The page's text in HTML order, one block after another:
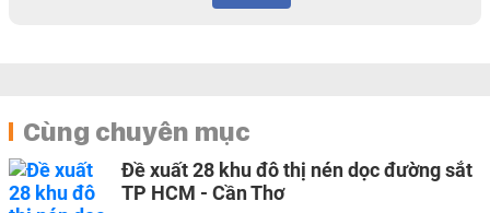
Cùng chuyên mục
Đề xuất 28 khu đô thị nén dọc đường sắt
TP HCM - Cần Thơ